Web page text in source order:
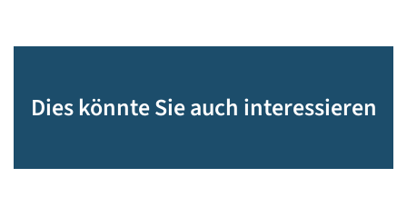
Dies könnte Sie auch interessieren